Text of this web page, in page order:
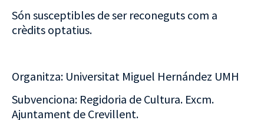
Són susceptibles de ser reconeguts com a
crèdits optatius.
Organitza: Universitat Miguel Hernández UMH
Subvenciona: Regidoria de Cultura. Excm.
Ajuntament de Crevillent.